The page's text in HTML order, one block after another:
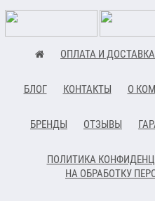
ОПЛАТА И ДОСТАВКА
БЛОГ КОНТАКТЫ О
БРЕНДЫ ОТЗЫВЫ
ПОЛИТИКА
НА ОБРАБОТКУ